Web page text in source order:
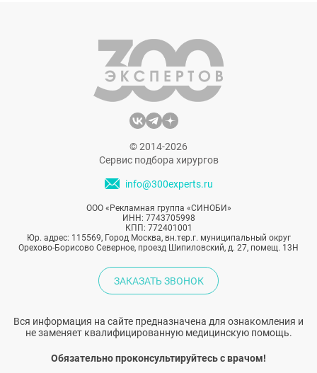
своему внешнему виду и старалась
соблюдать модные тенденции.
Поклонники считают, что не обошла
стороной Николь Шерзингер и пластику.
© 2014-2026
Сервис подбора хирургов
info@300experts.ru
ООО «Рекламная группа «СИНОБИ»
ИНН: 7743705998
КПП: 772401001
Юр. адрес: 115569, Город Москва, вн.тер.г. муниципальный округ
Орехово-Борисово Северное, проезд Шипиловский, д. 27, помещ. 13Н
ЗАКАЗАТЬ ЗВОНОК
Вся информация на сайте предназначена для ознакомления и
не заменяет квалифицированную медицинскую помощь.
Обязательно проконсультируйтесь с врачом!